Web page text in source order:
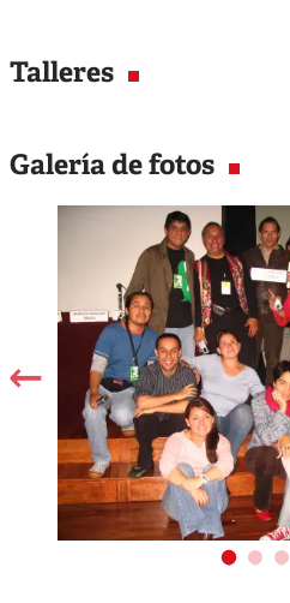
Talleres
Galería de fotos